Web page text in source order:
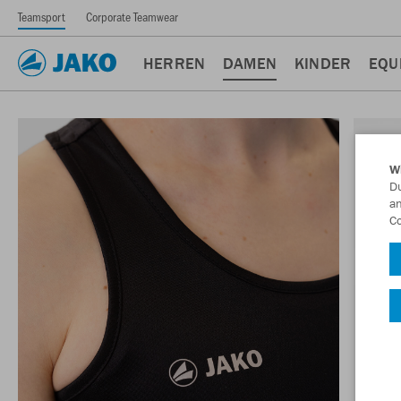
Teamsport Corporate Teamwear
HERREN DAMEN KINDER